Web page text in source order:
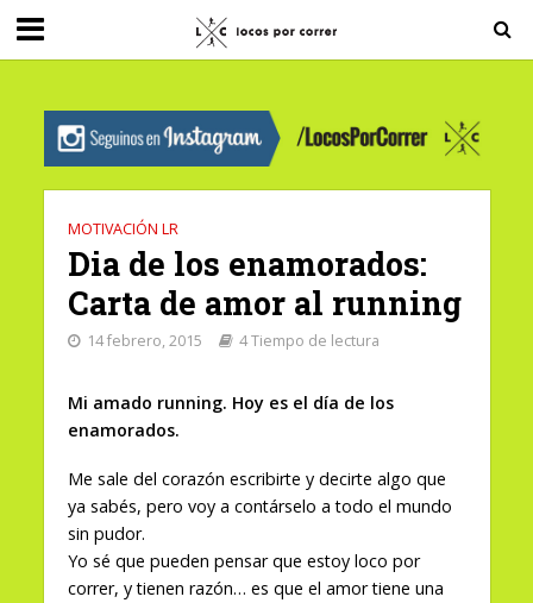
G-0X2PD3RFLV
MOTIVACIÓN LR
Dia de los enamorados:
Carta de amor al running
14 febrero, 2015 4 Tiempo de lectura
Mi amado running. Hoy es el día de los
enamorados.
Me sale del corazón escribirte y decirte algo que
ya sabés, pero voy a contárselo a todo el mundo
sin pudor.
Yo sé que pueden pensar que estoy loco por
correr, y tienen razón… es que el amor tiene una